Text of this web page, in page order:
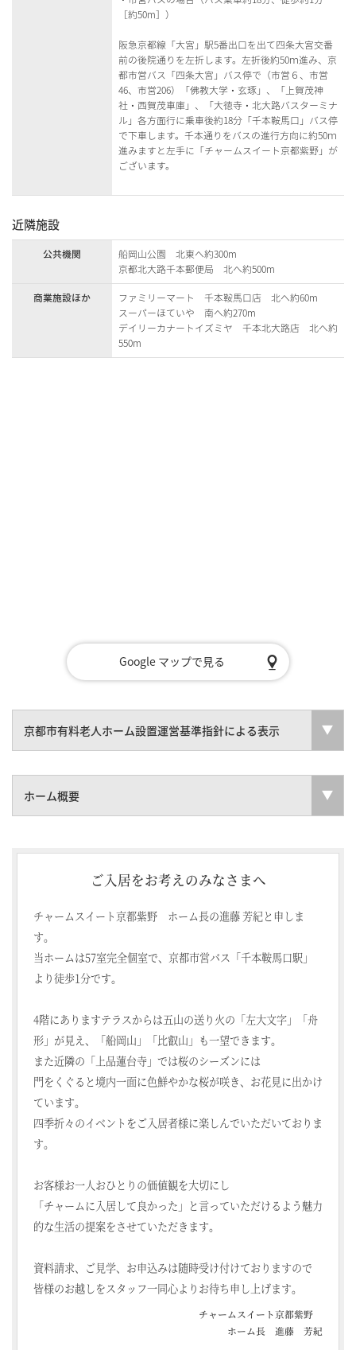
［約50m］）
阪急京都線「大宮」駅5番出口を出て四条大宮交番
前の後院通りを左折します。左折後約50ｍ進み、京
都市営バス「四条大宮」バス停で（市営６、市営
46、市営206）「佛教大学・玄琢」、「上賀茂神
社・西賀茂車庫」、「大徳寺・北大路バスターミナ
ル」各方面行に乗車後約18分「千本鞍馬口」バス停
で下車します。千本通りをバスの進行方向に約50ｍ
進みますと左手に「チャームスイート京都紫野」が
ございます。
近隣施設
公共機関
船岡山公園 北東へ約300m
京都北大路千本郵便局 北へ約500m
商業施設ほか
ファミリーマート 千本鞍馬口店 北へ約60m
スーパーほていや 南へ約270m
デイリーカナートイズミヤ 千本北大路店 北へ約
550m
Google マップで見る
京都市有料老人ホーム設置運営基準指針による表示
ホーム概要
ご入居をお考えのみなさまへ
チャームスイート京都紫野 ホーム長の進藤 芳紀と申しま
す。
当ホームは57室完全個室で、京都市営バス「千本鞍馬口駅」
より徒歩1分です。
4階にありますテラスからは五山の送り火の「左大文字」「舟
形」が見え、「船岡山」「比叡山」も一望できます。
また近隣の「上品蓮台寺」では桜のシーズンには
門をくぐると境内一面に色鮮やかな桜が咲き、お花見に出かけ
ています。
四季折々のイベントをご入居者様に楽しんでいただいておりま
す。
お客様お一人おひとりの価値観を大切にし
「チャームに入居して良かった」と言っていただけるよう魅力
的な生活の提案をさせていただきます。
資料請求、ご見学、お申込みは随時受け付けておりますので
皆様のお越しをスタッフ一同心よりお待ち申し上げます。
チャームスイート京都紫野
ホーム長 進藤 芳紀